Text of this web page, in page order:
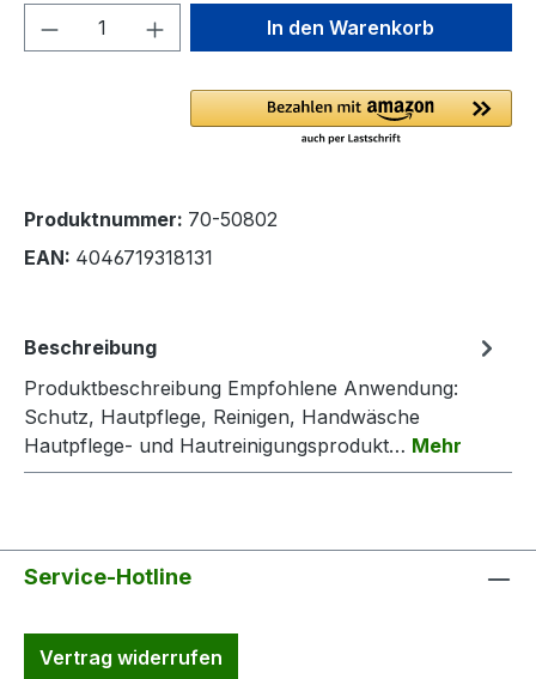
Produkt Anzahl: Gib denIn den Warenkorb
Produktnummer: 70-50802
EAN: 4046719318131
Beschreibung
Produktbeschreibung Empfohlene Anwendung:
Schutz, Hautpflege, Reinigen, Handwäsche
Hautpflege- und Hautreinigungsprodukt… Mehr
Service-Hotline
Vertrag widerrufen